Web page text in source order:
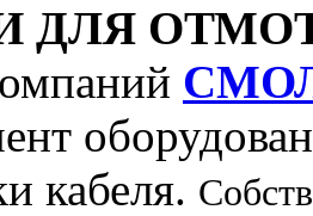
предназначен для измерения
ДЛЯ
кабеля.